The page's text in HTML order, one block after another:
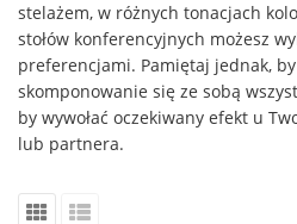
stelażem, w różnych tonacjach
stołów konferencyjnych możesz
preferencjami. Pamiętaj jednak,
skomponowanie się ze sobą
by wywołać oczekiwany efekt u
lub partnera.